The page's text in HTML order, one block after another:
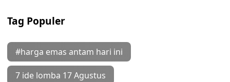
Tag Populer
#harga emas antam hari ini
7 ide lomba 17 Agustus